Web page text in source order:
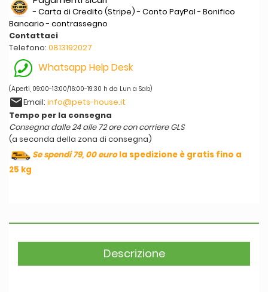
- Carta di Credito (Stripe) - Conto PayPal - Bonifico
Bancario - contrassegno
Contattaci
Telefono: 0813192027
Whatsapp Help Desk
(Aperti, 09:00-13:00/16:00-19:30 h da Lun a Sab)
emailEmail: info@pets-house.it
Tempo per la consegna
Consegna dalle 24 alle 72 ore con corriere GLS
(a seconda della zona di consegna)
Se spendi 79, 00 eurola spedizione è gratis fino a
25 kg
Descrizione